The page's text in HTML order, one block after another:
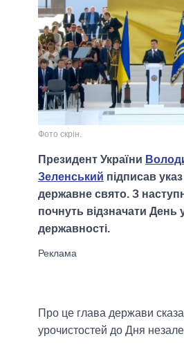
Фото скрін.
Президент України
Зеленський підписав
державне свято. З
почнуть відзначати День
державності.
Про це глава держави
урочистостей до Дня